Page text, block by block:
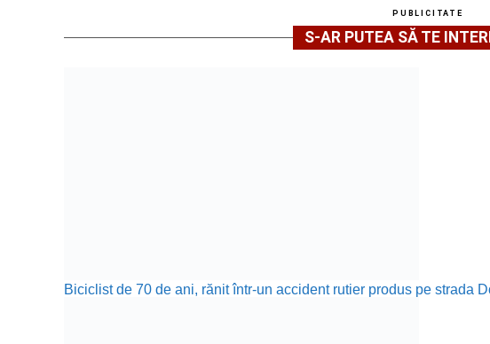
PUBLICITATE
S-AR PUTEA SĂ TE
Biciclist de 70 de ani, rănit într-un accident rutier produs pe strada